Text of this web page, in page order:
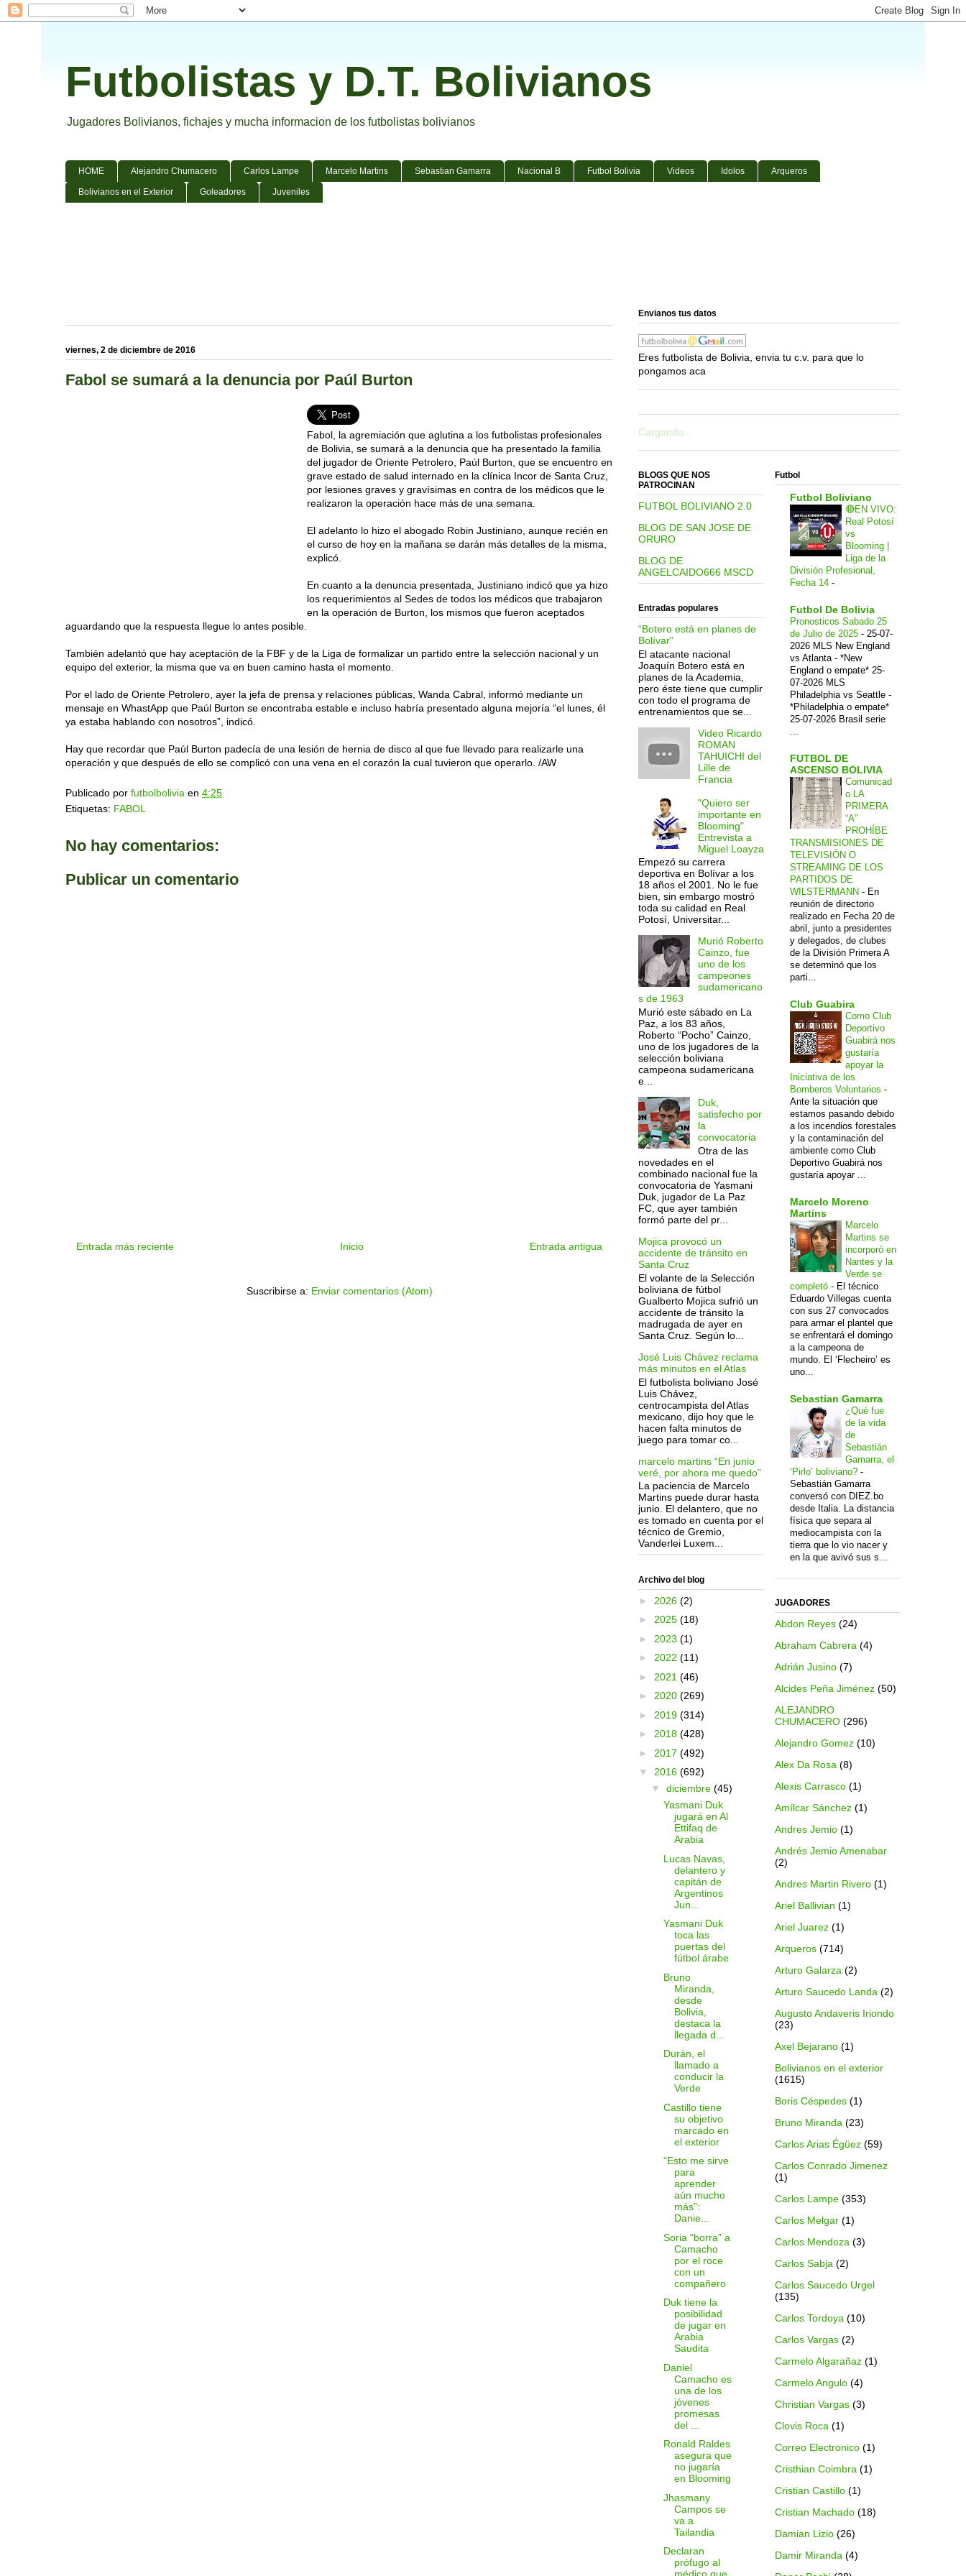
Futbolistas y D.T. Bolivianos
Jugadores Bolivianos, fichajes y mucha informacion de los futbolistas bolivianos
HOME Alejandro Chumacero Carlos Lampe Marcelo Martins Sebastian Gamarra Nacional B Futbol Bolivia Videos Idolos Arqueros
Bolivianos en el Exterior Goleadores Juveniles
viernes, 2 de diciembre de 2016
Fabol se sumará a la denuncia por Paúl Burton
Fabol, la agremiación que aglutina a los futbolistas profesionales
de Bolivia, se sumará a la denuncia que ha presentado la familia
del jugador de Oriente Petrolero, Paúl Burton, que se encuentro en
grave estado de salud internado en la clínica Incor de Santa Cruz,
por lesiones graves y gravísimas en contra de los médicos que le
realizaron la operación hace más de una semana.
El adelanto lo hizo el abogado Robin Justiniano, aunque recién en
el curso de hoy en la mañana se darán más detalles de la misma,
explicó.
En cuanto a la denuncia presentada, Justiniano indicó que ya hizo
los requerimientos al Sedes de todos los médicos que trabajaron
en la operación de Burton, los mismos que fueron aceptados
aguardando que la respuesta llegue lo antes posible.
También adelantó que hay aceptación de la FBF y de la Liga de formalizar un partido entre la selección nacional y un
equipo del exterior, la misma que va en buen camino hasta el momento.
Por el lado de Oriente Petrolero, ayer la jefa de prensa y relaciones públicas, Wanda Cabral, informó mediante un
mensaje en WhastApp que Paúl Burton se encontraba estable e incluso habría presentado alguna mejoría “el lunes, él
ya estaba hablando con nosotros”, indicó.
Hay que recordar que Paúl Burton padecía de una lesión de hernia de disco al que fue llevado para realizarle una
operación y que después de ello se complicó con una vena en el corazón la cual tuvieron que operarlo. /AW
Publicado por futbolbolivia en 4:25
Etiquetas: FABOL
No hay comentarios:
Publicar un comentario
Entrada más reciente Entrada antigua
Inicio
Suscribirse a: Enviar comentarios (Atom)
Envianos tus datos
Eres futbolista de Bolivia, envia tu c.v. para que lo
pongamos aca
Cargando...
BLOGS QUE NOS
PATROCINAN
FUTBOL BOLIVIANO 2.0
BLOG DE SAN JOSE DE
ORURO
BLOG DE
ANGELCAIDO666 MSCD
Entradas populares
“Botero está en planes de
Bolívar”
El atacante nacional
Joaquín Botero está en
planes de la Academia,
pero éste tiene que cumplir
con todo el programa de
entrenamientos que se...
Video Ricardo
ROMAN
TAHUICHI del
Lille de
Francia
"Quiero ser
importante en
Blooming"
Entrevista a
Miguel Loayza
Empezó su carrera
deportiva en Bolívar a los
18 años el 2001. No le fue
bien, sin embargo mostró
toda su calidad en Real
Potosí, Universitar...
Murió Roberto
Cainzo, fue
uno de los
campeones
sudamericano
s de 1963
Murió este sábado en La
Paz, a los 83 años,
Roberto “Pocho” Cainzo,
uno de los jugadores de la
selección boliviana
campeona sudamericana
e...
Duk,
satisfecho por
la
convocatoria
Otra de las
novedades en el
combinado nacional fue la
convocatoria de Yasmani
Duk, jugador de La Paz
FC, que ayer también
formó parte del pr...
Mojica provocó un
accidente de tránsito en
Santa Cruz
El volante de la Selección
boliviana de fútbol
Gualberto Mojica sufrió un
accidente de tránsito la
madrugada de ayer en
Santa Cruz. Según lo...
José Luis Chávez reclama
más minutos en el Atlas
El futbolista boliviano José
Luis Chávez,
centrocampista del Atlas
mexicano, dijo hoy que le
hacen falta minutos de
juego para tomar co...
marcelo martins “En junio
veré, por ahora me quedo”
La paciencia de Marcelo
Martins puede durar hasta
junio. El delantero, que no
es tomado en cuenta por el
técnico de Gremio,
Vanderlei Luxem...
Archivo del blog
► 2026 (2)
► 2025 (18)
► 2023 (1)
► 2022 (11)
► 2021 (46)
► 2020 (269)
► 2019 (314)
► 2018 (428)
► 2017 (492)
▼ 2016 (692)
▼ diciembre (45)
Yasmani Duk
jugará en Al
Ettifaq de
Arabia
Lucas Navas,
delantero y
capitán de
Argentinos
Jun...
Yasmani Duk
toca las
puertas del
fútbol árabe
Bruno
Miranda,
desde
Bolivia,
destaca la
llegada d...
Durán, el
llamado a
conducir la
Verde
Castillo tiene
su objetivo
marcado en
el exterior
“Esto me sirve
para
aprender
aún mucho
más”:
Danie...
Soria “borra” a
Camacho
por el roce
con un
compañero
Duk tiene la
posibilidad
de jugar en
Arabia
Saudita
Daniel
Camacho es
una de los
jóvenes
promesas
del ...
Ronald Raldes
asegura que
no jugaría
en Blooming
Jhasmany
Campos se
va a
Tailandia
Declaran
prófugo al
Futbol
Futbol Boliviano
🔴EN VIVO:
Real Potosí
vs
Blooming |
Liga de la
División Profesional,
Fecha 14 -
Futbol De Bolivia
Pronosticos Sabado 25
de Julio de 2025 - 25-07-
2026 MLS New England
vs Atlanta - *New
England o empate* 25-
07-2026 MLS
Philadelphia vs Seattle -
*Philadelphia o empate*
25-07-2026 Brasil serie
FUTBOL DE
ASCENSO BOLIVIA
Comunicad
o LA
PRIMERA
“A”
PROHÍBE
TRANSMISIONES DE
TELEVISIÓN O
STREAMING DE LOS
PARTIDOS DE
WILSTERMANN - En
reunión de directorio
realizado en Fecha 20 de
abril, junto a presidentes
y delegados, de clubes
de la División Primera A
se determinó que los
parti...
Club Guabira
Como Club
Deportivo
Guabirá nos
gustaría
apoyar la
Iniciativa de los
Bomberos Voluntarios -
Ante la situación que
estamos pasando debido
a los incendios forestales
y la contaminación del
ambiente como Club
Deportivo Guabirá nos
gustaría apoyar ...
Marcelo Moreno
Martins
Marcelo
Martins se
incorporó en
Nantes y la
Verde se
completó - El técnico
Eduardo Villegas cuenta
con sus 27 convocados
para armar el plantel que
se enfrentará el domingo
a la campeona de
mundo. El ‘Flecheiro’ es
uno...
Sebastian Gamarra
¿Qué fue
de la vida
de
Sebastián
Gamarra, el
‘Pirlo’ boliviano? -
Sebastián Gamarra
conversó con DIEZ.bo
desde Italia. La distancia
física que separa al
mediocampista con la
tierra que lo vio nacer y
en la que avivó sus s...
JUGADORES
Abdon Reyes (24)
Abraham Cabrera (4)
Adrián Jusino (7)
Alcides Peña Jiménez (50)
ALEJANDRO
CHUMACERO (296)
Alejandro Gomez (10)
Alex Da Rosa (8)
Alexis Carrasco (1)
Amílcar Sánchez (1)
Andres Jemio (1)
Andrés Jemio Amenabar
(2)
Andres Martin Rivero (1)
Ariel Ballivian (1)
Ariel Juarez (1)
Arqueros (714)
Arturo Galarza (2)
Arturo Saucedo Landa (2)
Augusto Andaveris Iriondo
(23)
Axel Bejarano (1)
Bolivianos en el exterior
(1615)
Boris Céspedes (1)
Bruno Miranda (23)
Carlos Arias Égüez (59)
Carlos Conrado Jimenez
(1)
Carlos Lampe (353)
Carlos Melgar (1)
Carlos Mendoza (3)
Carlos Sabja (2)
Carlos Saucedo Urgel
(135)
Carlos Tordoya (10)
Carlos Vargas (2)
Carmelo Algarañaz (1)
Carmelo Angulo (4)
Christian Vargas (3)
Clovis Roca (1)
Correo Electronico (1)
Cristhian Coimbra (1)
Cristian Castillo (1)
Cristian Machado (18)
Damian Lizio (26)
Damir Miranda (4)